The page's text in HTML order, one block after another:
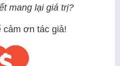
mang lại giá trị?
cảm ơn tác giả!